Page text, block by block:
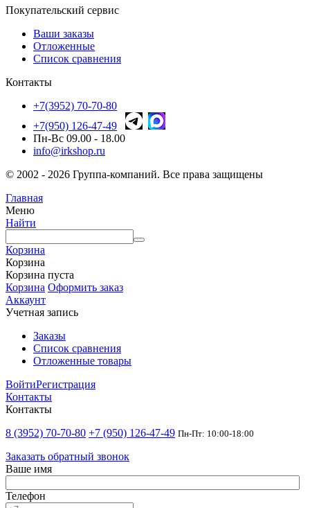
Покупательский сервис
Ваши заказы
Отложенные
Список сравнения
Контакты
+7(3952) 70-70-80
+7(950) 126-47-49
Пн-Вс 09.00 - 18.00
info@irkshop.ru
© 2002 - 2026 Группа-компаний. Все права защищены
Главная
Меню
Найти
Корзина
Корзина
Корзина пуста
Корзина Оформить заказ
Аккаунт
Учетная запись
Заказы
Список сравнения
Отложенные товары
ВойтиРегистрация
Контакты
Контакты
8 (3952) 70-70-80 +7 (950) 126-47-49 Пн-Пт: 10:00-18:00
Заказать обратный звонок
Ваше имя
Телефон